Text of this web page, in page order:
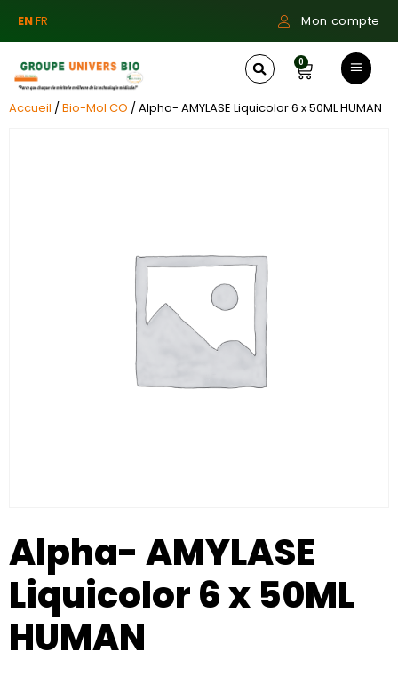
ENFR Mon compte
0
Accueil /Bio-Mol CO / Alpha- AMYLASE Liquicolor 6 x 50ML HUMAN
Alpha- AMYLASE
Liquicolor 6 x 50ML
HUMAN